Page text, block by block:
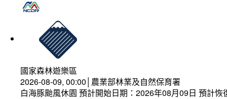
國家森林遊樂區
2026-08-09, 00:00│農業部林業及自然保育署
白海豚颱風休園 預計開始日期：2026年08月09日 預計